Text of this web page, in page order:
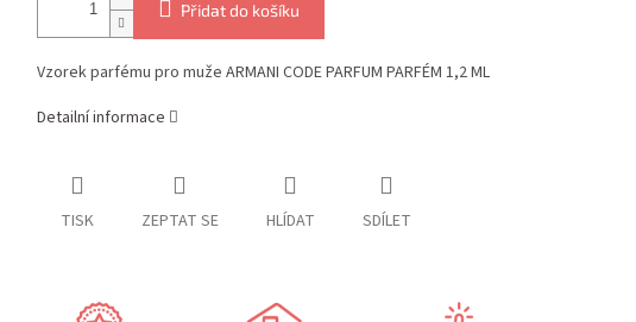
Přidat do košíku
Vzorek parfému pro muže ARMANI CODE PARFUM PARFÉM 1,2 ML
Detailní informace
TISK ZEPTAT SE HLÍDAT SDÍLET